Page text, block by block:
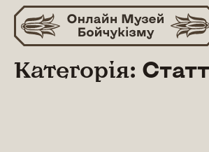
Skip
content
Категорія: